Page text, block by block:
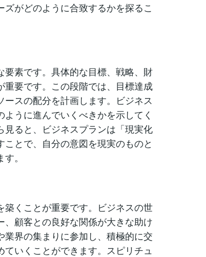
がどのように合致するかを探るこ
要素です。具体的な目標、戦略、財
要です。この段階では、目標達成
スの配分を計画します。ビジネス
うに進んでいくべきかを示してく
ると、ビジネスプランは「現実化
とで、自分の意図を現実のものと
。
くことが重要です。ビジネスの世
顧客との良好な関係が大きな助け
界の集まりに参加し、積極的に交
いくことができます。スピリチュ